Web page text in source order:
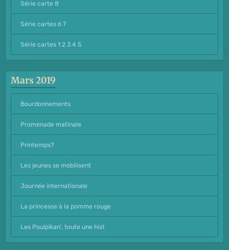
Série carte 8
Série cartes 6 7
Série cartes 1 2 3 4 5
Mars 2019
Bourdonnements
Promenade matinale
Printemps?
Les jeunes se mobilisent
Journée internationale
La princesse à la pomme rouge
Les Poulpikan', toute une hist